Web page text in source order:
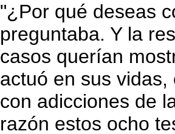
"¿Por qué deseas
preguntaba. Y la
casos querían
actuó en sus
con adicciones de
razón estos ocho